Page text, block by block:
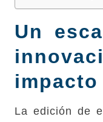
Un
La edición de